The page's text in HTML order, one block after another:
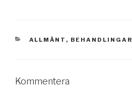
KATEGORIER
ALLMÄNT , BEHANDLINGAR
Kommentera